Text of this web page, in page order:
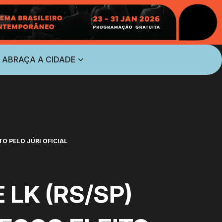
A CIDADE
PELO JÚRI OFICIAL
LK (RS/SP)